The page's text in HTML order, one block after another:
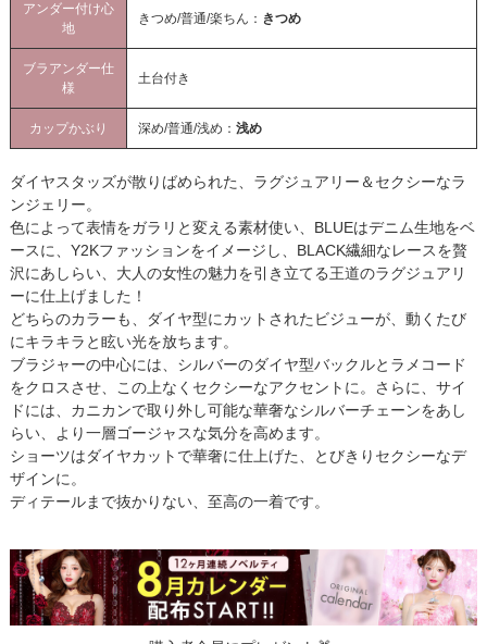
アンダー付け心
地
きつめ/普通/楽ちん： きつめ
ブラアンダー仕
様
土台付き
カップかぶり 深め/普通/浅め： 浅め
ダイヤスタッズが散りばめられた、ラグジュアリー＆セクシーなラ
ンジェリー。
色によって表情をガラリと変える素材使い、BLUEはデニム生地をベ
ースに、Y2Kファッションをイメージし、BLACK繊細なレースを贅
沢にあしらい、大人の女性の魅力を引き立てる王道のラグジュアリ
ーに仕上げました！
どちらのカラーも、ダイヤ型にカットされたビジューが、動くたび
にキラキラと眩い光を放ちます。
ブラジャーの中心には、シルバーのダイヤ型バックルとラメコード
をクロスさせ、この上なくセクシーなアクセントに。さらに、サイ
ドには、カニカンで取り外し可能な華奢なシルバーチェーンをあし
らい、より一層ゴージャスな気分を高めます。
ショーツはダイヤカットで華奢に仕上げた、とびきりセクシーなデ
ザインに。
ディテールまで抜かりない、至高の一着です。